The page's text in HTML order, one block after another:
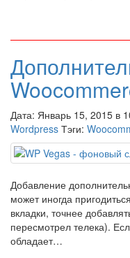
Дата: Январь 15, 2015 в
Wordpress Тэги:
Добавление
может иногда
вкладки, точнее
пересмотрел телека).
обладает…